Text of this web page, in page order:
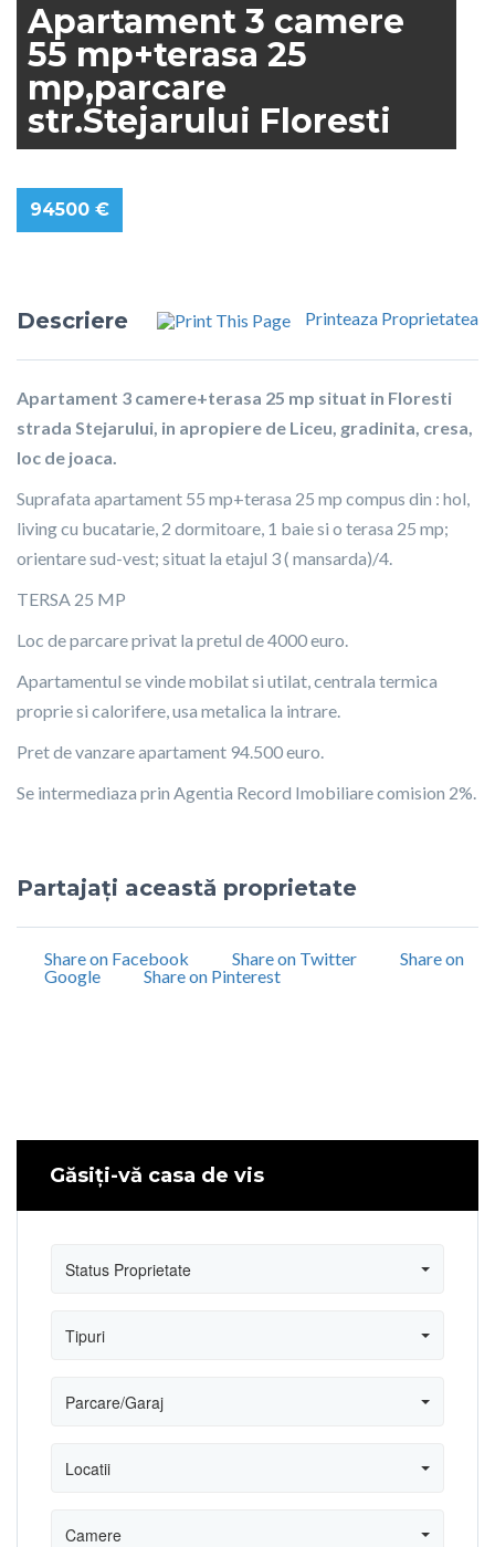
Apartament 3 camere
55 mp+terasa 25
mp,parcare
str.Stejarului Floresti
94500 €
Descriere Printeaza Proprietatea
Apartament 3 camere+terasa 25 mp situat in Floresti
strada Stejarului, in apropiere de Liceu, gradinita, cresa,
loc de joaca.
Suprafata apartament 55 mp+terasa 25 mp compus din : hol,
living cu bucatarie, 2 dormitoare, 1 baie si o terasa 25 mp;
orientare sud-vest; situat la etajul 3 ( mansarda)/4.
TERSA 25 MP
Loc de parcare privat la pretul de 4000 euro.
Apartamentul se vinde mobilat si utilat, centrala termica
proprie si calorifere, usa metalica la intrare.
Pret de vanzare apartament 94.500 euro.
Se intermediaza prin Agentia Record Imobiliare comision 2%.
Partajați această proprietate
Share on Facebook Share on Twitter
Share on
Google
Share on Pinterest
Găsiți-vă casa de vis
Status Proprietate
Tipuri
Parcare/Garaj
Locatii
Camere